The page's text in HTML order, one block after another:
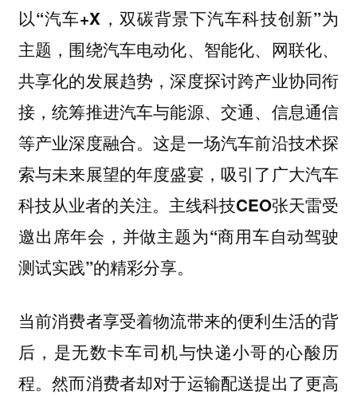
以“汽车+X，双碳背景下汽车科技创新”为
主题，围绕汽车电动化、 智能化、 网联化、
共享化的发展趋势，深度探讨跨产业协同衔
接，统筹推进汽车与能源、交通、信息通信
等产业深度融合。这是一场汽车前沿技术探
索与未来展望的年度盛宴，吸引了广大汽车
科技从业者的关注。 主线科技CEO张天雷受
邀出席年会，并做主题为“商用车自动驾驶
测试实践”的精彩分享。
当前消费者享受着物流带来的便利生活的背
后，是无数卡车司机与快递小哥的心酸历
程。然而消费者却对于运输配送提出了更高